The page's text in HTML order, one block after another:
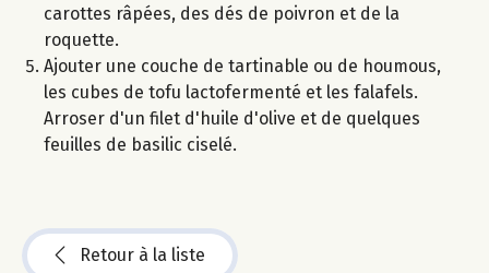
carottes râpées, des dés de poivron et de la
roquette.
Ajouter une couche de tartinable ou de houmous,
les cubes de tofu lactofermenté et les falafels.
Arroser d'un filet d'huile d'olive et de quelques
feuilles de basilic ciselé.
Retour à la liste